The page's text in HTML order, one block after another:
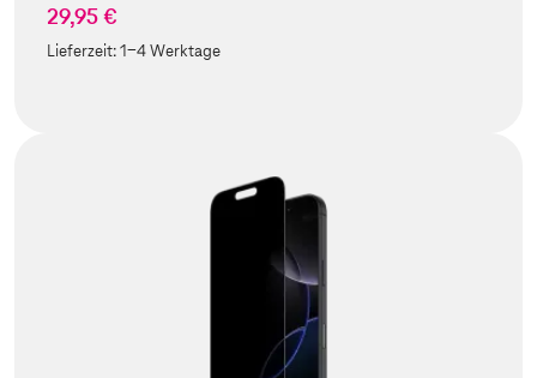
29,95 €
Lieferzeit:1-4 Werktage